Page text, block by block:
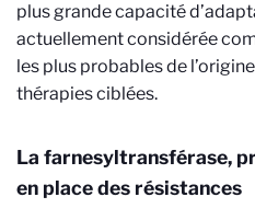
plus grande capacité
actuellement considérée
les plus probables de
thérapies ciblées.
La farnesyltransférase,
en place des résistances